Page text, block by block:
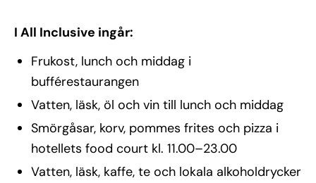
I All Inclusive ingår:
Frukost, lunch och middag i
bufférestaurangen
Vatten, läsk, öl och vin till lunch och middag
Smörgåsar, korv, pommes frites och pizza i
hotellets food court kl. 11.00–23.00
Vatten, läsk, kaffe, te och lokala alkoholdrycker